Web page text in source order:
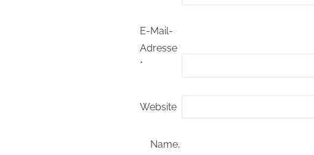
E-Mail-
Adresse
*
Website
Name,